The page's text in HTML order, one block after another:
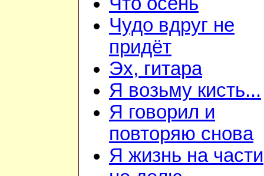
Чудо вдруг не
придёт
Эх, гитара
Я возьму кисть...
Я говорил и
повторяю снова
Я жизнь на части